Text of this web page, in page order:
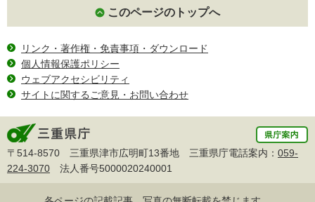
このページのトップへ
リンク・著作権・免責事項・ダウンロード
個人情報保護ポリシー
ウェブアクセシビリティ
サイトに関するご意見・お問い合わせ
〒514-8570 三重県津市広明町13番地 三重県庁電話案内： 059-
224-3070 法人番号5000020240001